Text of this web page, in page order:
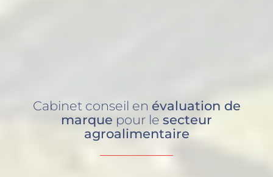
Cabinet conseil en évaluation de
marque pour le secteur
agroalimentaire